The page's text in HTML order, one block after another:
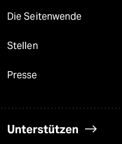
Die Seitenwende
Stellen
Presse
Unterstützen